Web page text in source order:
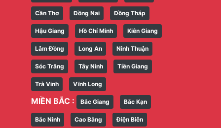
Cần Thơ Đồng Nai Đồng Tháp
Hậu Giang Hồ Chí Minh Kiên Giang
Lâm Đồng Long An Ninh Thuận
Sóc Trăng Tây Ninh Tiền Giang
Trà Vinh Vĩnh Long
MIỀN BẮC : Bắc Giang Bắc Kạn
Bắc Ninh Cao Bằng Điện Biên